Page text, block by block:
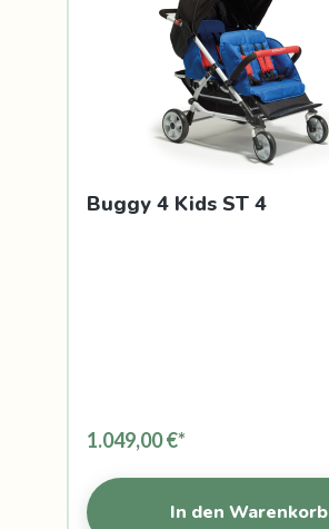
Buggy 4 Kids ST 4
1.049,00 €*
In den Warenkorb